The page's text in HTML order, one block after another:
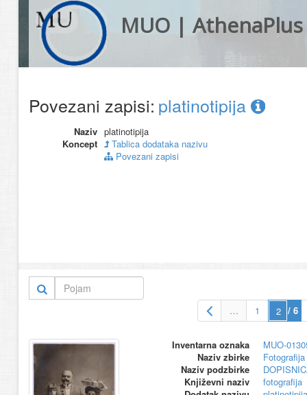
MUO | AthenaPlus
Povezani zapisi: platinotipija
Naziv platinotipija
Koncept
Tablica dodataka nazivu
Povezani zapisi
… 1 / 6
Inventarna oznaka
MUO-
Naziv zbirke
Naziv podzbirke
Književni naziv
fotografija